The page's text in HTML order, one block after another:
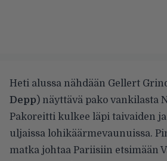
Heti alussa nähdään Gellert
Depp) näyttävä pako vankilasta
Pakoreitti kulkee läpi taivaiden
uljaissa lohikäärmevaunuissa.
matka johtaa Pariisiin etsimään